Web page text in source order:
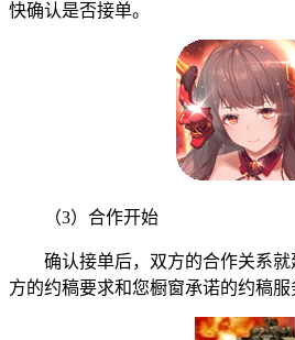
快确认是否接单。
（3）合作开始
确认接单后，双方的合作关系就
方的约稿要求和您橱窗承诺的约稿服